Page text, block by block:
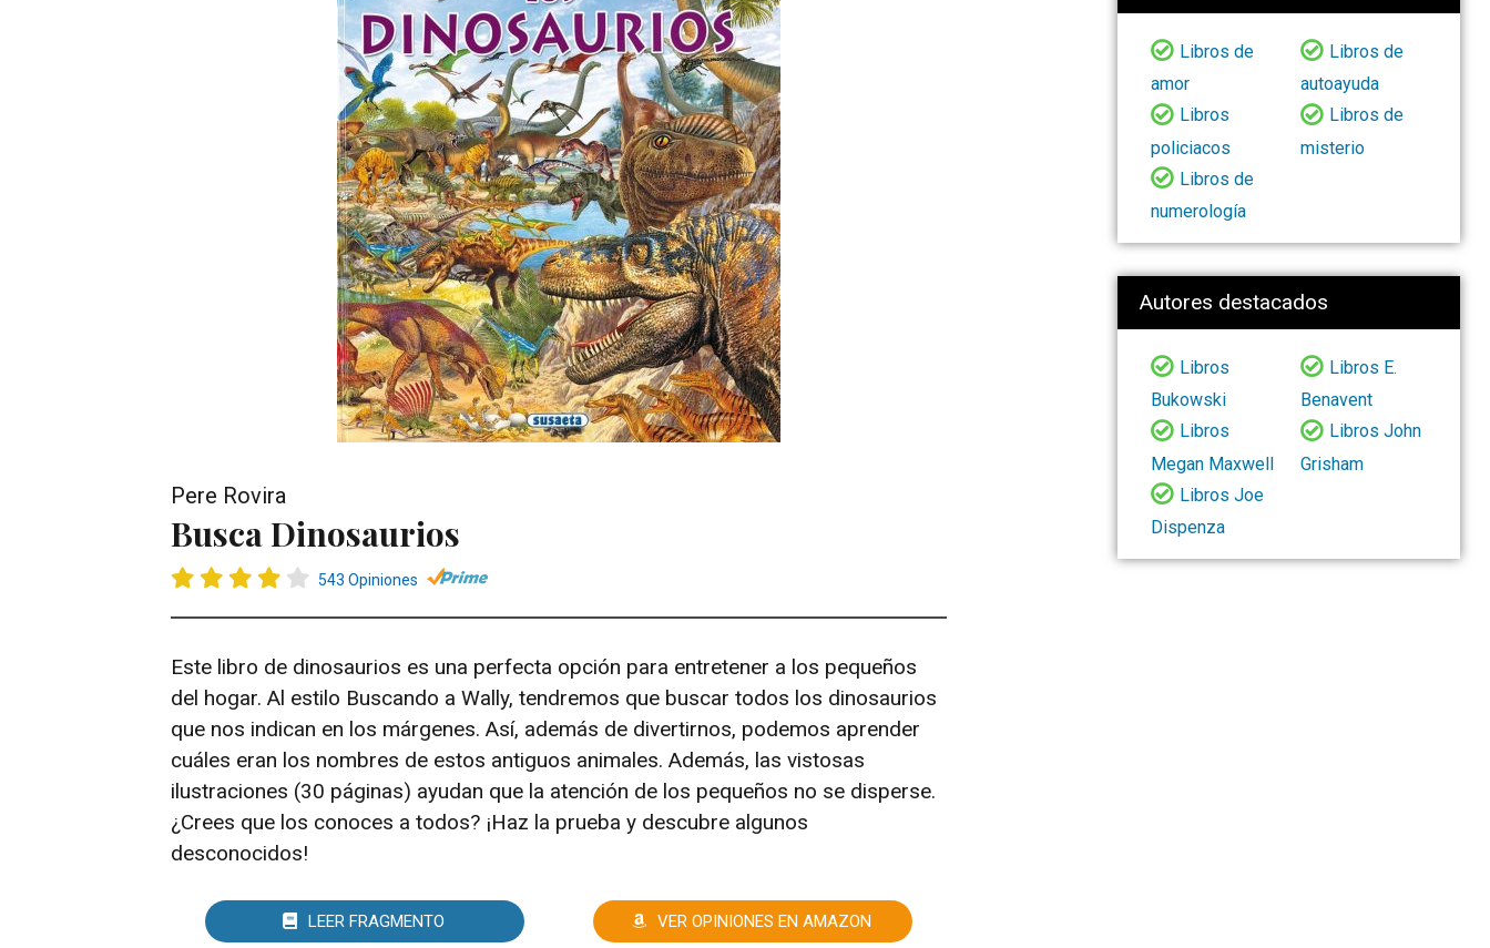
Pere Rovira
Busca Dinosaurios
543 Opiniones
Este libro de dinosaurios es una perfecta opción para entretener a los pequeños
del hogar. Al estilo Buscando a Wally, tendremos que buscar todos los dinosaurios
que nos indican en los márgenes. Así, además de divertirnos, podemos aprender
cuáles eran los nombres de estos antiguos animales. Además, las vistosas
ilustraciones (30 páginas) ayudan que la atención de los pequeños no se disperse.
¿Crees que los conoces a todos? ¡Haz la prueba y descubre algunos
desconocidos!
LEER FRAGMENTO VER OPINIONES EN AMAZON
Libros de
amor
Libros de
autoayuda
Libros
policiacos
Libros de
misterio
Libros de
numerología
Autores destacados
Libros
Bukowski
Libros E.
Benavent
Libros
Megan Maxwell
Libros John
Grisham
Libros Joe
Dispenza